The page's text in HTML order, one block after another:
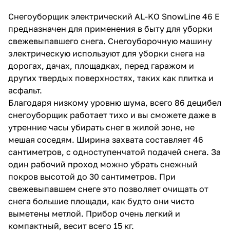
Снегоуборщик электрический AL-KO SnowLine 46 E
предназначен для применения в быту для уборки
свежевыпавшего снега. Снегоуборочную машину
электрическую используют для уборки снега на
дорогах, дачах, площадках, перед гаражом и
других твердых поверхностях, таких как плитка и
асфальт.
Благодаря низкому уровню шума, всего 86 децибел
снегоуборщик работает тихо и вы сможете даже в
утренние часы убирать снег в жилой зоне, не
мешая соседям. Ширина захвата составляет 46
сантиметров, с одноступенчатой подачей снега. За
один рабочий проход можно убрать снежный
покров высотой до 30 сантиметров. При
свежевыпавшем снеге это позволяет очищать от
снега большие площади, как будто они чисто
выметены метлой. Прибор очень легкий и
компактный, весит всего 15 кг.
раз в 2
недели